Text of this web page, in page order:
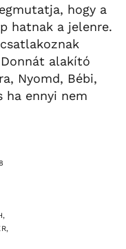
hogy a
hatnak a jelenre.
alakító
Nyomd, Bébi,
ha ennyi nem